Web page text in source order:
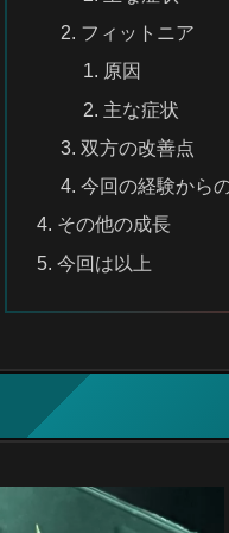
フィットニア
原因
主な症状
双方の改善点
今回の経験から
その他の成長
今回は以上